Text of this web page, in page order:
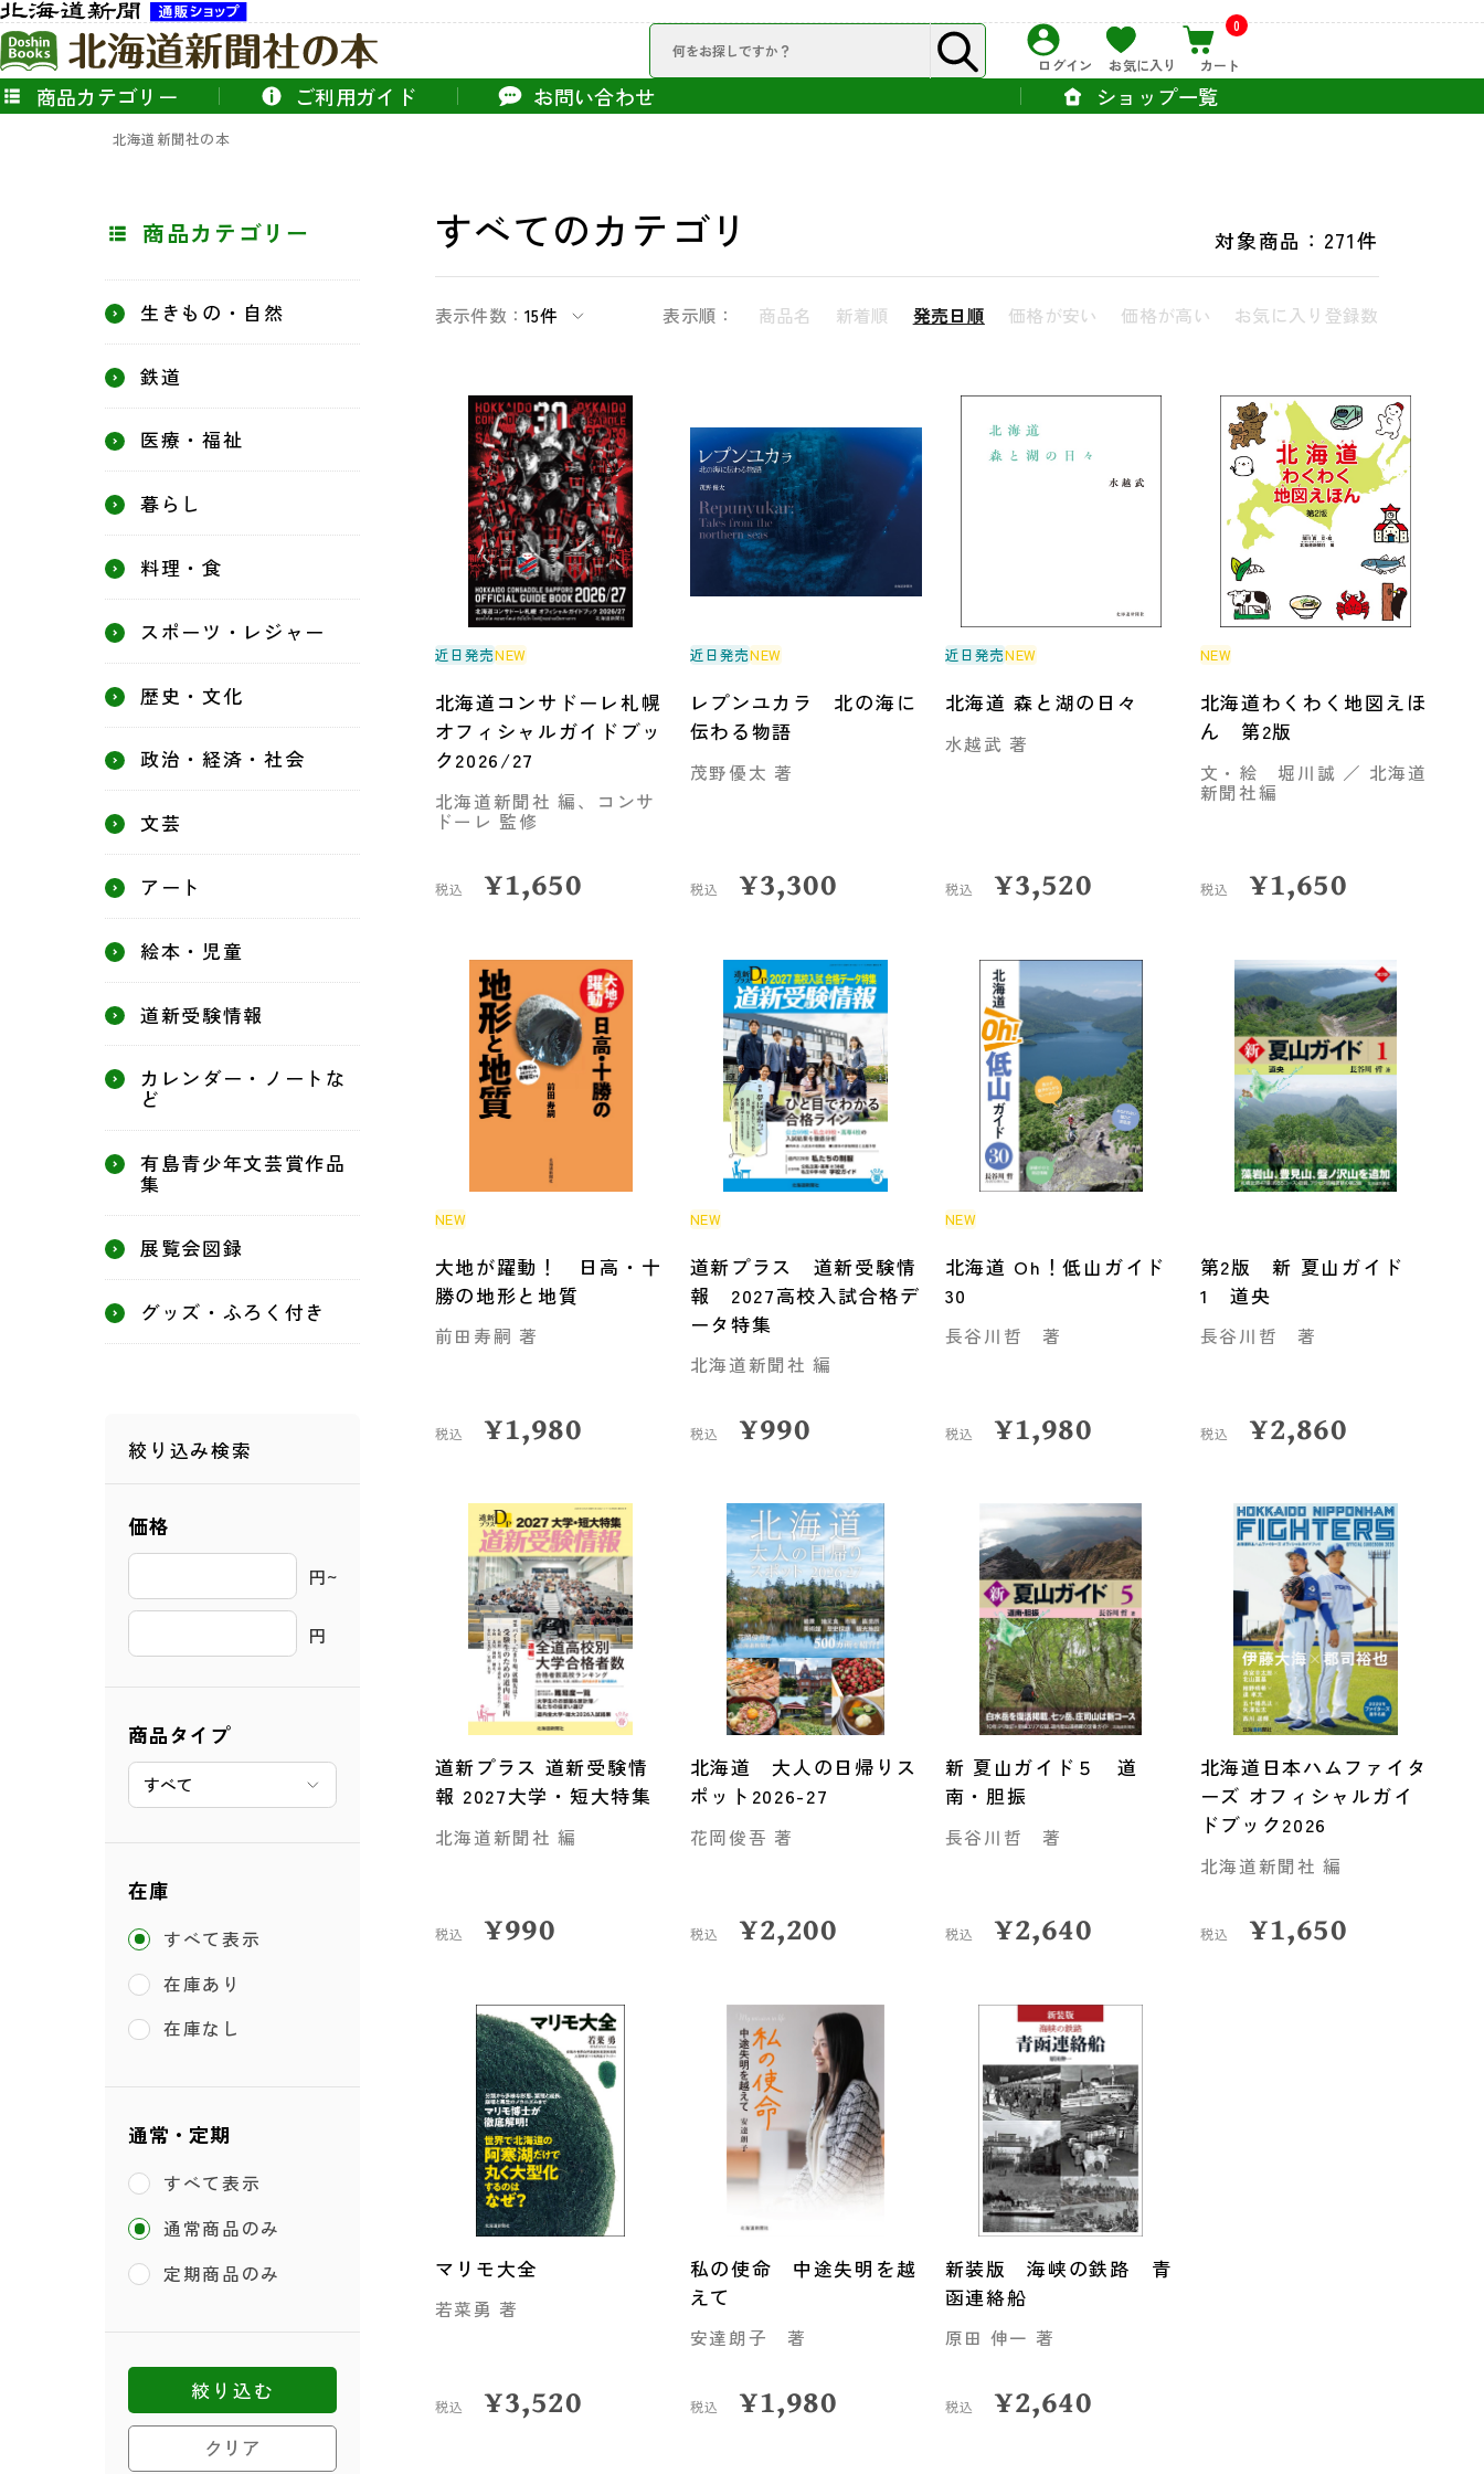
ログイン お気に入り
0
カート
商品カテゴリー ショップ一覧
ご利用ガイド お問い合わせ
北海道新聞社の本
商品カテゴリー
生きもの・自然
鉄道
医療・福祉
暮らし
料理・食
スポーツ・レジャー
歴史・文化
政治・経済・社会
文芸
アート
絵本・児童
道新受験情報
カレンダー・ノートな
ど
有島青少年文芸賞作品
集
展覧会図録
グッズ・ふろく付き
絞り込み検索
価格
円~
円
商品タイプ
在庫
すべて表示
在庫あり
在庫なし
通常・定期
すべて表示
通常商品のみ
定期商品のみ
クリア
絞り込む
すべてのカテゴリ 対象商品： 271件
表示件数：15件 表示順： 商品名 新着順 発売日順 価格が安い 価格が高い お気に入り登録数
近日発売NEW
北海道コンサドーレ札幌
オフィシャルガイドブッ
ク2026/27
北海道新聞社 編、コンサ
ドーレ 監修
税込 ¥1,650
近日発売NEW
レプンユカラ 北の海に
伝わる物語
茂野優太 著
税込 ¥3,300
近日発売NEW
北海道 森と湖の日々
水越武 著
税込 ¥3,520
NEW
北海道わくわく地図えほ
ん 第2版
文・絵 堀川誠 ／ 北海道
新聞社編
税込 ¥1,650
NEW
大地が躍動！ 日高・十
勝の地形と地質
前田寿嗣 著
税込 ¥1,980
NEW
道新プラス 道新受験情
報 2027高校入試合格デ
ータ特集
北海道新聞社 編
税込 ¥990
NEW
北海道 Oh！低山ガイド
30
長谷川哲 著
税込 ¥1,980
第2版 新 夏山ガイド
1 道央
長谷川哲 著
税込 ¥2,860
道新プラス 道新受験情
報 2027大学・短大特集
北海道新聞社 編
税込 ¥990
北海道 大人の日帰りス
ポット2026-27
花岡俊吾 著
税込 ¥2,200
新 夏山ガイド５ 道
南・胆振
長谷川哲 著
税込 ¥2,640
北海道日本ハムファイタ
ーズ オフィシャルガイ
ドブック2026
北海道新聞社 編
税込 ¥1,650
マリモ大全
若菜勇 著
税込 ¥3,520
私の使命 中途失明を越
えて
安達朗子 著
税込 ¥1,980
新装版 海峡の鉄路 青
函連絡船
原田 伸一 著
税込 ¥2,640